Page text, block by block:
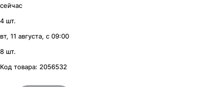
сейчас
4 шт.
вт, 11 августа, с 09:00
8 шт.
Код товара: 2056532